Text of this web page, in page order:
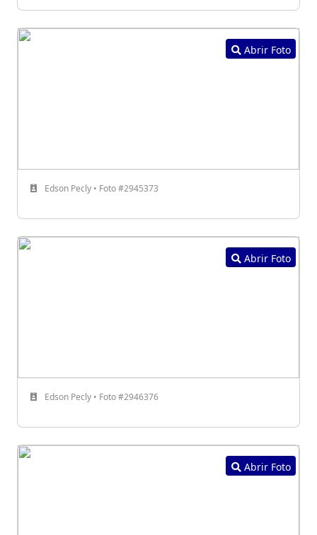
Abrir Foto
Edson Pecly • Foto #2945373
Abrir Foto
Edson Pecly • Foto #2946376
Abrir Foto